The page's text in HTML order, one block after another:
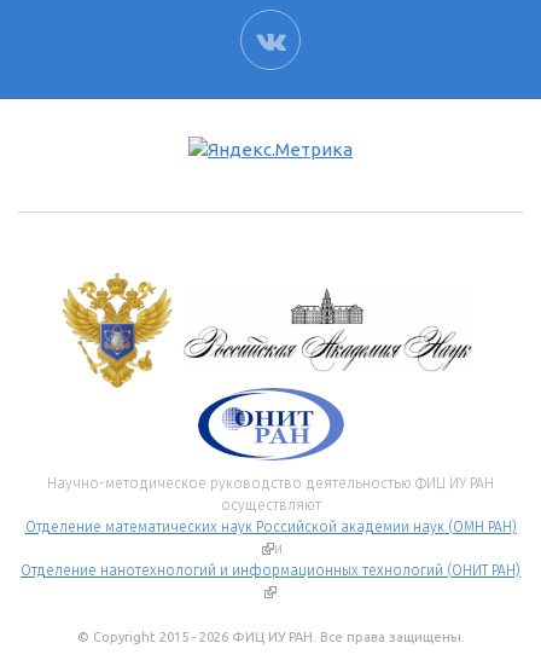
ВК
Научно-методическое руководство деятельностью ФИЦ ИУ РАН
осуществляют
Отделение математических наук Российской академии наук (ОМН РАН)
(внешняя ссылка)
и
Отделение нанотехнологий и информационных технологий (ОНИТ РАН)
(внешняя ссылка)
.
© Copyright 2015 - 2026 ФИЦ ИУ РАН. Все права защищены.